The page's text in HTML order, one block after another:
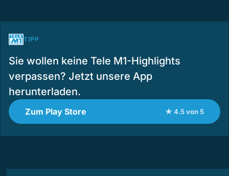
TIPP
Sie wollen keine Tele M1-Highlights
verpassen? Jetzt unsere App
herunterladen.
Zum Play Store ★ 4.5 von 5